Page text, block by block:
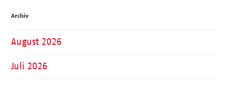
Archiv
August 2026
Juli 2026